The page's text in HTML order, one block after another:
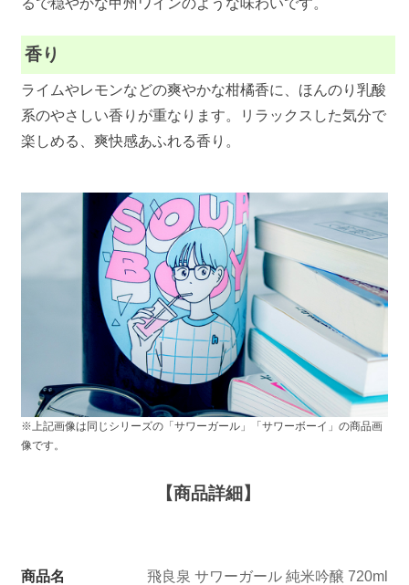
香り
ライムやレモンなどの爽やかな柑橘香に、ほんのり乳酸
系のやさしい香りが重なります。リラックスした気分で
楽しめる、爽快感あふれる香り。
※上記画像は同じシリーズの「サワーガール」「サワーボーイ」の商品画
像です。
【商品詳細】
商品名 飛良泉 サワーガール 純米吟醸 720ml